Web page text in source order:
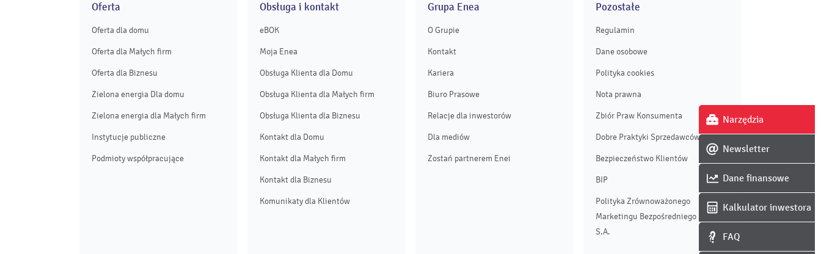
Narzędzia
Newsletter
Dane finansowe
Kalkulator inwestora
FAQ
Oferta
Oferta dla domu
Oferta dla Małych firm
Oferta dla Biznesu
Zielona energia Dla domu
Zielona energia dla Małych firm
Instytucje publiczne
Podmioty współpracujące
Obsługa i kontakt
eBOK
Moja Enea
Obsługa Klienta dla Domu
Obsługa Klienta dla Małych firm
Obsługa Klienta dla Biznesu
Kontakt dla Domu
Kontakt dla Małych firm
Kontakt dla Biznesu
Komunikaty dla Klientów
Grupa Enea
O Grupie
Kontakt
Kariera
Biuro Prasowe
Relacje dla inwestorów
Dla mediów
Zostań partnerem Enei
Pozostałe
Regulamin
Dane osobowe
Polityka cookies
Nota prawna
Zbiór Praw Konsumenta
Dobre Praktyki Sprzedawców
Bezpieczeństwo Klientów
BIP
Polityka Zrównoważonego
Marketingu Bezpośredniego Enei
S.A.